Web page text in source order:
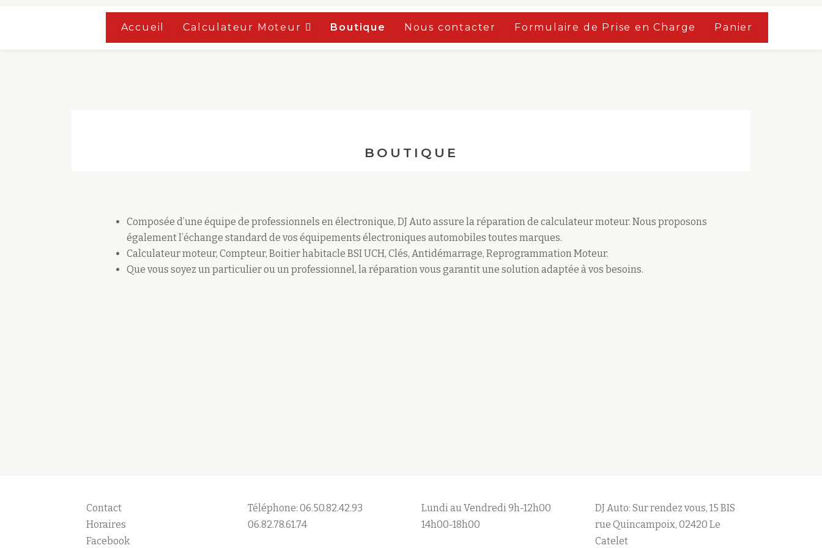
Accueil Calculateur Moteur Boutique Nous contacter Formulaire de Prise en Charge Panier
BOUTIQUE
Composée d’une équipe de professionnels en électronique, DJ Auto assure la réparation de calculateur moteur. Nous proposons
également l’échange standard de vos équipements électroniques automobiles toutes marques.
Calculateur moteur, Compteur, Boitier habitacle BSI UCH, Clés, Antidémarrage, Reprogrammation Moteur.
Que vous soyez un particulier ou un professionnel, la réparation vous garantit une solution adaptée à vos besoins.
Contact
Horaires
Facebook
Téléphone: 06.50.82.42.93
06.82.78.61.74
Lundi au Vendredi 9h-12h00
14h00-18h00
DJ Auto: Sur rendez vous, 15 BIS
rue Quincampoix, 02420 Le
Catelet